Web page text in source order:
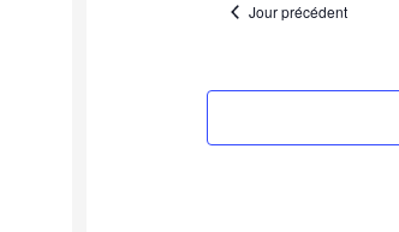
date. Jour précédent